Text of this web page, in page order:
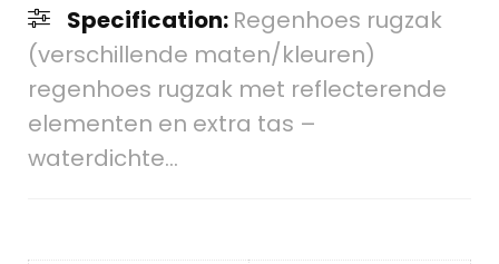
Specification: Regenhoes rugzak
(verschillende maten/kleuren)
regenhoes rugzak met reflecterende
elementen en extra tas –
waterdichte…